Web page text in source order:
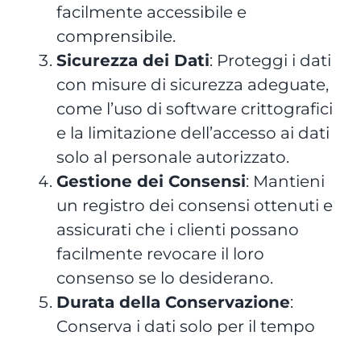
facilmente accessibile e
comprensibile.
Sicurezza dei Dati: Proteggi i dati
con misure di sicurezza adeguate,
come l’uso di software crittografici
e la limitazione dell’accesso ai dati
solo al personale autorizzato.
Gestione dei Consensi: Mantieni
un registro dei consensi ottenuti e
assicurati che i clienti possano
facilmente revocare il loro
consenso se lo desiderano.
Durata della Conservazione:
Conserva i dati solo per il tempo